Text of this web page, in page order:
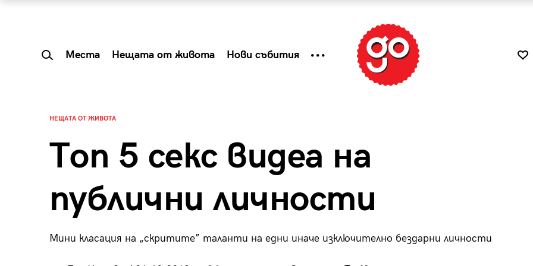
Места Нещата от живота Нови събития
НЕЩАТА ОТ ЖИВОТА
Топ 5 секс видеа на
публични личности
Мини класация на „скритите” таланти на едни иначе изключително бездарни личности
Summer Prelude: как
Tender is the Wine – Какво